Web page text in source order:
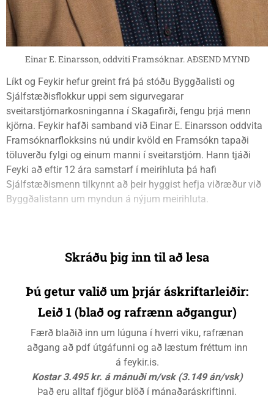
Einar E. Einarsson, oddviti Framsóknar. AÐSEND MYND
Líkt og Feykir hefur greint frá þá stóðu Byggðalisti og
Sjálfstæðisflokkur uppi sem sigurvegarar
sveitarstjórnarkosninganna í Skagafirði, fengu þrjá menn
kjörna. Feykir hafði samband við Einar E. Einarsson oddvita
Framsóknarflokksins nú undir kvöld en Framsókn tapaði
töluverðu fylgi og einum manni í sveitarstjórn. Hann tjáði
Feyki að eftir 12 ára samstarf í meirihluta þá hafi
Sjálfstæðismenn tilkynnt að þeir hyggist hefja viðræður við
Byggðalistann um myndun á nýjum meirihluta.
Skráðu þig inn til að lesa
Þú getur valið um þrjár áskriftarleiðir:
Leið 1 (blað og rafrænn aðgangur)
Færð blaðið inn um lúguna í hverri viku, rafrænan
aðgang að pdf útgáfunni og að læstum fréttum inn
á feykir.is.
Kostar 3.495 kr. á mánuði m/vsk (3.149 án/vsk)
Það eru alltaf fjögur blöð í mánaðaráskriftinni.